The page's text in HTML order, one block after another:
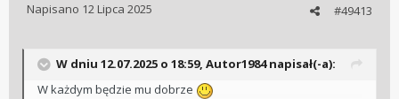
#49413
Napisano 12 Lipca 2025
W dniu 12.07.2025 o 18:59, Autor1984napisał(-a):
W każdym będzie mu dobrze